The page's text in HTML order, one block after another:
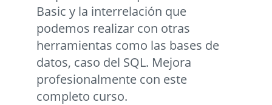
Basic y la interrelación que
podemos realizar con otras
herramientas como las bases de
datos, caso del SQL. Mejora
profesionalmente con este
completo curso.